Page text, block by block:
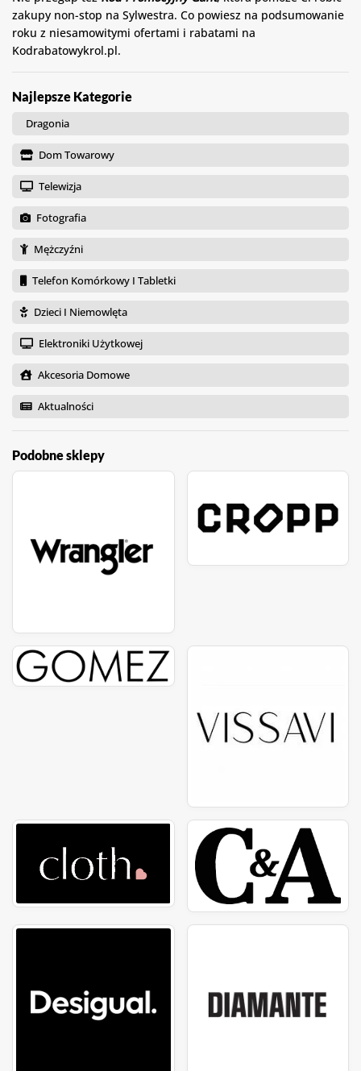
zakupy non-stop na Sylwestra. Co powiesz na podsumowanie
roku z niesamowitymi ofertami i rabatami na
Kodrabatowykrol.pl.
Najlepsze Kategorie
Dragonia
Dom Towarowy
Telewizja
Fotografia
Mężczyźni
Telefon Komórkowy I Tabletki
Dzieci I Niemowlęta
Elektroniki Użytkowej
Akcesoria Domowe
Aktualności
Podobne sklepy